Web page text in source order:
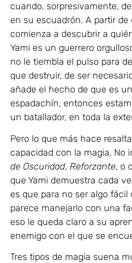
cuando, sorpresivamente,
en su escuadrón. A partir
comienza a descubrir a
Yami es un guerrero
no le tiembla el pulso para
que destruir, de ser
añade el hecho de que es
espadachín, entonces
un batallador, en toda la
Pero lo que más hace
capacidad con la magia. No
de Oscuridad, Reforzante, o
que Yami demuestra cada
es que para no ser algo fácil
parece manejarlo con una
eso le queda claro a su
enemigo con el que se
Tres tipos de magia suena